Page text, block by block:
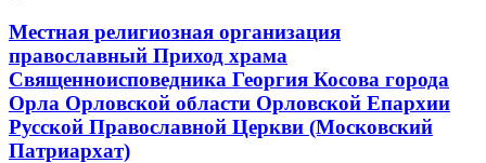
Местная религиозная организация
православный Приход храма
Священноисповедника Георгия Косова города
Орла Орловской области Орловской Епархии
Русской Православной Церкви (Московский
Патриархат)